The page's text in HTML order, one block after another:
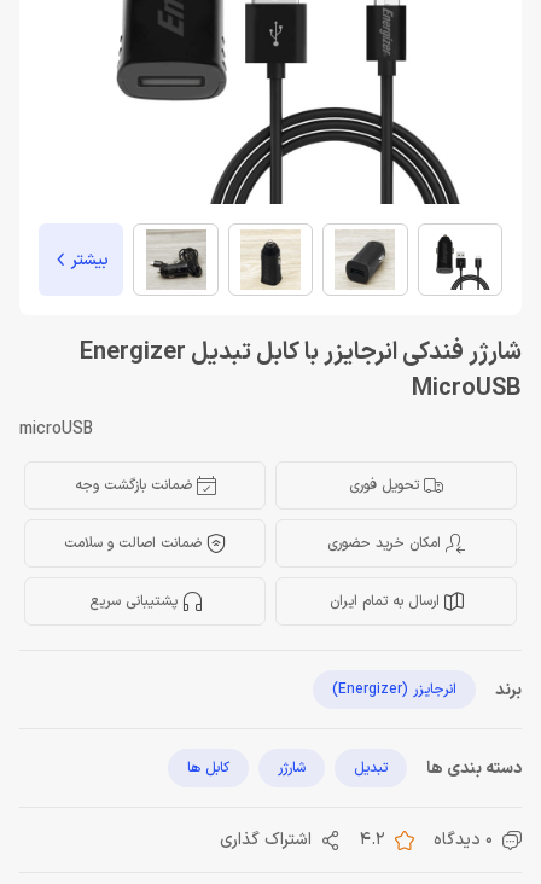
بیشتر
شارژر فندکی انرجایزر با کابل تبدیل Energizer
MicroUSB
microUSB
تحویل فوری ضمانت بازگشت وجه
امکان خرید حضوری ضمانت اصالت و سلامت
ارسال به تمام ایران پشتیبانی سریع
برند انرجایزر (Energizer)
دسته بندی ها تبدیل شارژر کابل ها
0 دیدگاه 4.2 اشتراک گذاری